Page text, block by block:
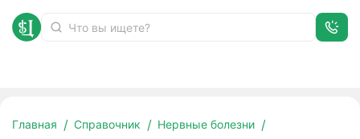
Главная Справочник Нервные болезни
Шейный радикулит (цервикальная радикулопатия)